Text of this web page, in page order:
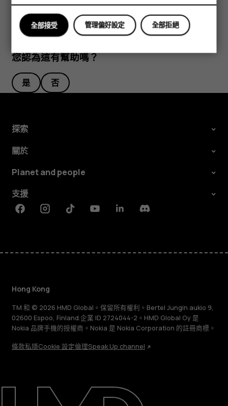
關於
維修、循環再用、回收再造
您認為這有幫助嗎？
是 否
探索
關於
Planet and people
支援
FacebookInstagramTiktokYoutubeLinkedinDiscord
Hong Kong
TM 和 © 2026 HMD Global。保留所有權利。Bertel Jungin aukio 9,
02600 Espoo, Finland.企業 ID 2724044-2。HMD Global Oy 是
Nokia 品牌手機的授權商。Nokia 是 Nokia Corporation 的註冊商標。
條款私隱Cookie 設定倫理Speak Up channel
全部拒絕
管理偏好設定
全部接受